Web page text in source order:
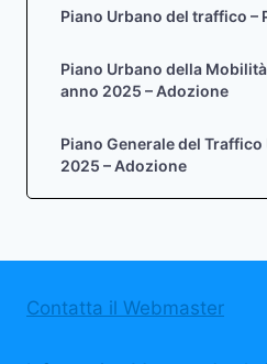
Piano Urbano del traffico –
Piano Urbano della
anno 2025 – Adozione
Piano Generale del Traffico
2025 – Adozione
Contatta il Webmaster